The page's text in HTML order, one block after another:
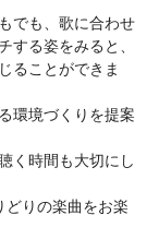
でも、歌に合わせ
する姿をみると、
ることができま
環境づくりを提案
く時間も大切にし
どりの楽曲をお楽